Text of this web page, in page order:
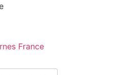
France